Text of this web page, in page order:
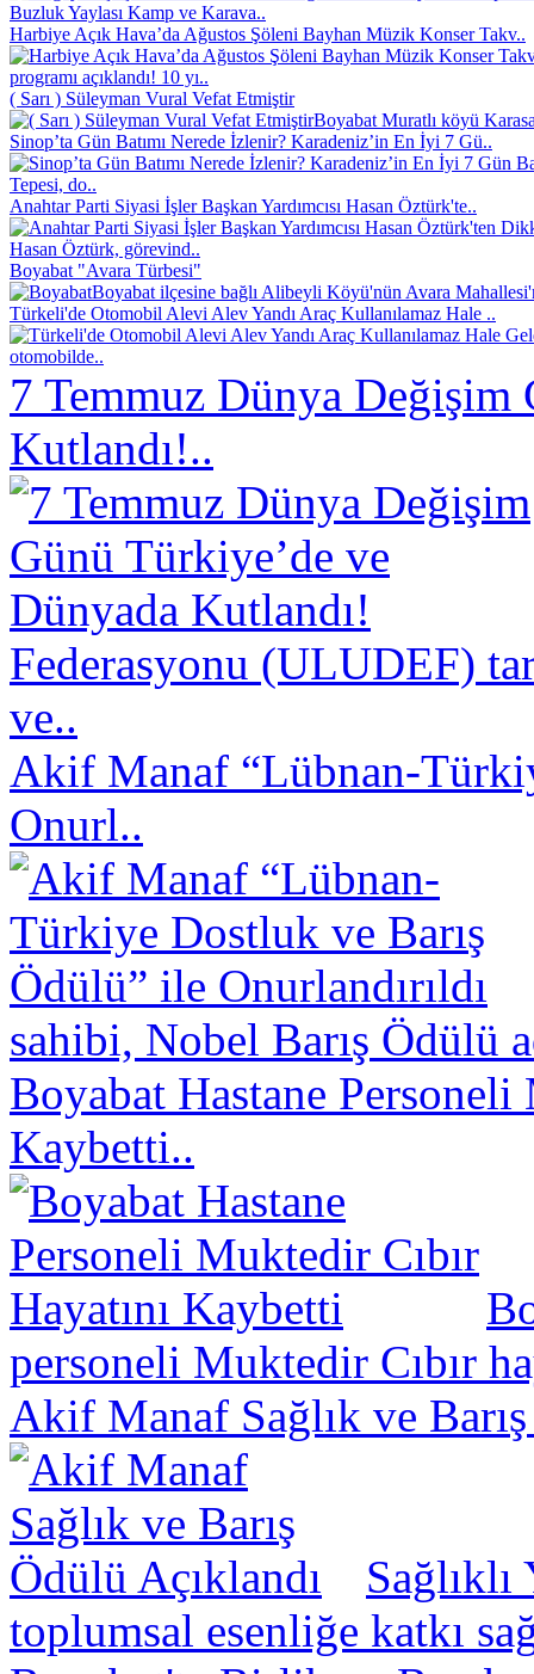
Buzluk Yaylası Kamp ve Karava..
Harbiye Açık Hava’da Ağustos Şöleni Bayhan Müzik Konser Takv..
programı açıklandı! 10 yı..
( Sarı ) Süleyman Vural Vefat Etmiştir
Boyabat Muratlı köyü
Sinop’ta Gün Batımı Nerede İzlenir? Karadeniz’in En İyi 7 Gü..
Tepesi, do..
Anahtar Parti Siyasi İşler Başkan Yardımcısı Hasan Öztürk'te..
Hasan Öztürk, görevind..
Boyabat "Avara Türbesi"
Boyabat ilçesine bağlı Alibeyli Köyü'nün Avara
Türkeli'de Otomobil Alevi Alev Yandı Araç Kullanılamaz Hale ..
otomobilde..
7 Temmuz Dünya Değişim
Kutlandı!..
Federasyonu (ULUDEF)
ve..
Akif Manaf “Lübnan-
Onurl..
sahibi, Nobel Barış Ödülü
Boyabat Hastane Personeli
Kaybetti..
personeli Muktedir Cıbır
Akif Manaf Sağlık ve
toplumsal esenliğe katkı